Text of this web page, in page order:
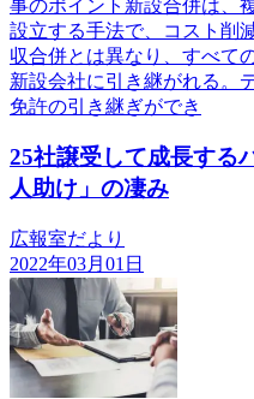
事のポイント新設合併は、
設立する手法で、コスト削
収合併とは異なり、すべて
新設会社に引き継がれる。
免許の引き継ぎができ
25社譲受して成長する
人助け」の凄み
広報室だより
2022年03月01日